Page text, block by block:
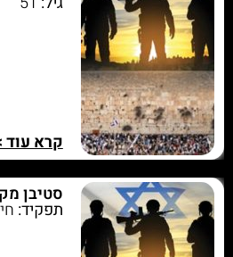
קרא עוד
סטיבן
תפקיד: